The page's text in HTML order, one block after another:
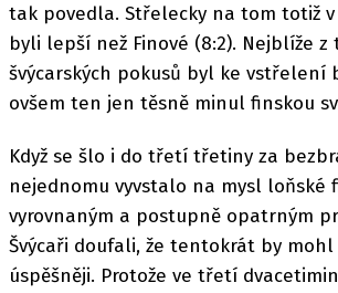
tak povedla. Střelecky na tom totiž
byli lepší než Finové (8:2). Nejblíže z
švýcarských pokusů byl ke vstřelení
ovšem ten jen těsně minul finskou
Když se šlo i do třetí třetiny za
nejednomu vyvstalo na mysl loňské
vyrovnaným a postupně opatrným
Švýcaři doufali, že tentokrát by
úspěšněji. Protože ve třetí